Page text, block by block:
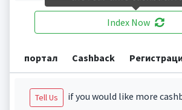
Index Now
портал Cashback
Tell Us
if you would like more